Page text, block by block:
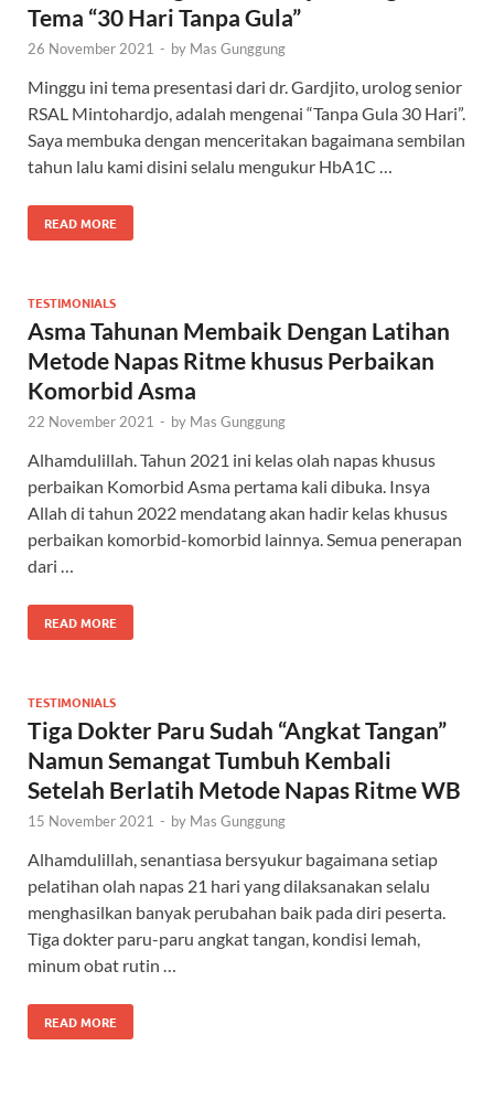
Tema “30 Hari Tanpa Gula”
26 November 2021 - by Mas Gunggung
Minggu ini tema presentasi dari dr. Gardjito, urolog senior
RSAL Mintohardjo, adalah mengenai “Tanpa Gula 30 Hari”.
Saya membuka dengan menceritakan bagaimana sembilan
tahun lalu kami disini selalu mengukur HbA1C …
READ MORE
TESTIMONIALS
Asma Tahunan Membaik Dengan Latihan
Metode Napas Ritme khusus Perbaikan
Komorbid Asma
22 November 2021 - by Mas Gunggung
Alhamdulillah. Tahun 2021 ini kelas olah napas khusus
perbaikan Komorbid Asma pertama kali dibuka. Insya
Allah di tahun 2022 mendatang akan hadir kelas khusus
perbaikan komorbid-komorbid lainnya. Semua penerapan
dari …
READ MORE
TESTIMONIALS
Tiga Dokter Paru Sudah “Angkat Tangan”
Namun Semangat Tumbuh Kembali
Setelah Berlatih Metode Napas Ritme WB
15 November 2021 - by Mas Gunggung
Alhamdulillah, senantiasa bersyukur bagaimana setiap
pelatihan olah napas 21 hari yang dilaksanakan selalu
menghasilkan banyak perubahan baik pada diri peserta.
Tiga dokter paru-paru angkat tangan, kondisi lemah,
minum obat rutin …
READ MORE